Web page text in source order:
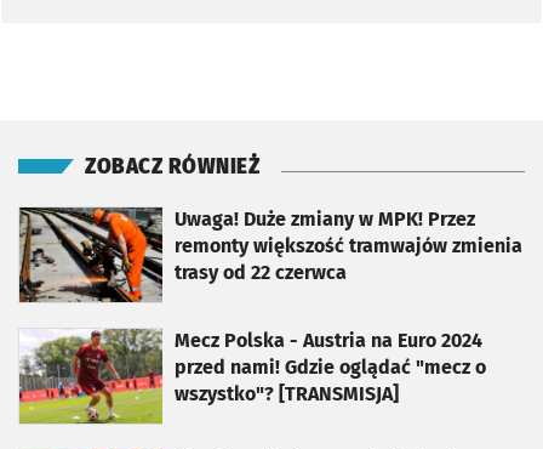
ZOBACZ RÓWNIEŻ
Uwaga! Duże zmiany w MPK! Przez
remonty większość tramwajów zmienia
trasy od 22 czerwca
otworzy się w nowej karcie
Mecz Polska - Austria na Euro 2024
przed nami! Gdzie oglądać "mecz o
wszystko"? [TRANSMISJA]
otworzy się w nowej karcie